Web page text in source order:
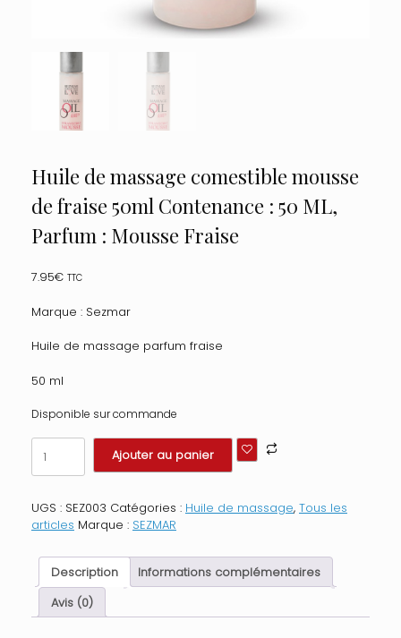
Huile de massage comestible mousse
de fraise 50ml Contenance : 50 ML,
Parfum : Mousse Fraise
7.95€ TTC
Marque : Sezmar
Huile de massage parfum fraise
50 ml
Disponible sur commande
quantité
de
Huile
massage
comestible
de
fraise
50ml
Contenance
Ajouter au panier
UGS : SEZ003 Catégories : Huile de massage, Tous les
articles Marque : SEZMAR
Description
Informations complémentaires
Avis (0)